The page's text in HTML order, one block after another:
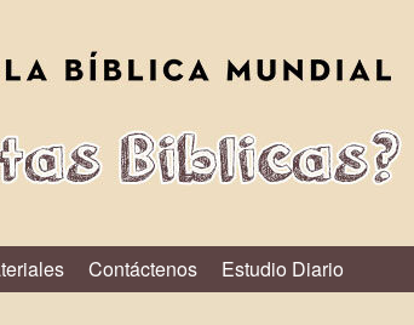
Contáctenos Estudio Diario